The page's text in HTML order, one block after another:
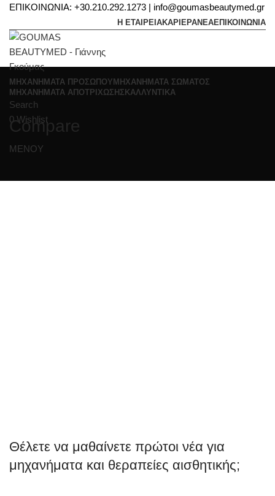
ΕΠΙΚΟΙΝΩΝΙΑ: +30.210.292.1273 | info@goumasbeautymed.gr
Η ΕΤΑΙΡΕΙΑΚΑΡΙΕΡΑΝΕΑΕΠΙΚΟΙΝΩΝΙΑ
ΜΗΧΑΝΗΜΑΤΑ ΠΡΟΣΩΠΟΥ ΜΗΧΑΝΗΜΑΤΑ ΣΩΜΑΤΟΣ
ΜΗΧΑΝΗΜΑΤΑ ΑΠΟΤΡΙΧΩΣΗΣ ΚΑΛΛΥΝΤΙΚΑ
Search
0Wishlist
ΜΕΝΟΥ
Compare
Θέλετε να μαθαίνετε πρώτοι νέα για
μηχανήματα και θεραπείες αισθητικής;